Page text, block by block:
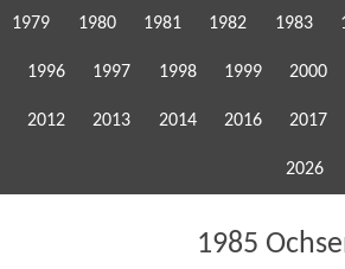
1979 1980 1981 1982 1983
1996 1997 1998 1999 2000
2012 2013 2014 2016 2017
2026
1985